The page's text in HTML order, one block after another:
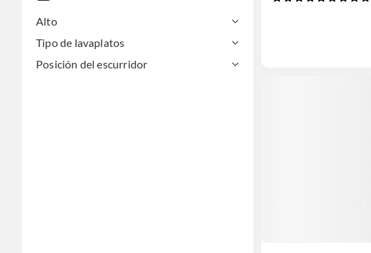
Alto
Tipo de lavaplatos
Posición del escurridor